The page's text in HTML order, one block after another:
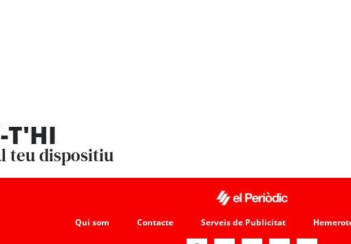
T'HI
teu dispositiu
Qui som Contacte Serveis de Publicitat